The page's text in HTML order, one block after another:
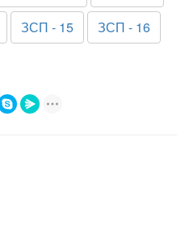
ЗСП - 15
ЗСП - 16